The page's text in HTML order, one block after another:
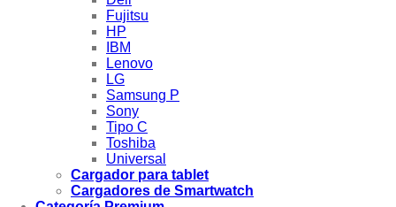
Fujitsu
HP
IBM
Lenovo
LG
Samsung P
Sony
Tipo C
Toshiba
Universal
Cargador para tablet
Cargadores de Smartwatch